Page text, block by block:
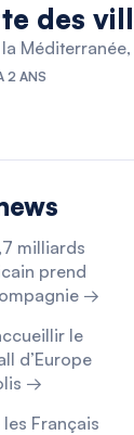
des
2 ANS
milliards
prend
→
le
d’Europe
→
Français